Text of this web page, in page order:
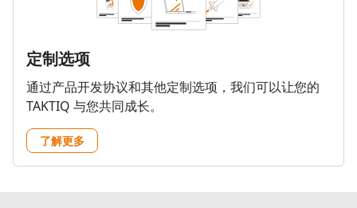
定制选项
通过产品开发协议和其他定制选项，我们可以让您的
TAKTIQ 与您共同成长。
了解更多